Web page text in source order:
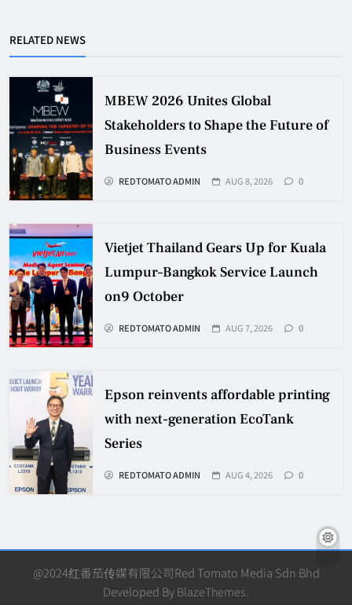
RELATED NEWS
MBEW 2026 Unites Global
Stakeholders to Shape the Future of
Business Events
REDTOMATO ADMIN AUG 8, 2026 0
Vietjet Thailand Gears Up for Kuala
Lumpur–Bangkok Service Launch
on9 October
REDTOMATO ADMIN AUG 7, 2026 0
Epson reinvents affordable printing
with next-generation EcoTank
Series
REDTOMATO ADMIN AUG 4, 2026 0
@2024红番茄传媒有限公司Red Tomato Media Sdn Bhd
Developed ByBlazeThemes